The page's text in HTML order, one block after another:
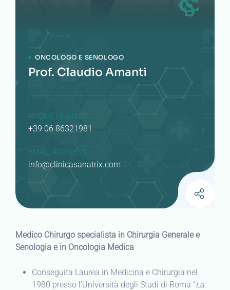
ONCOLOGO E SENOLOGO
Prof. Claudio Amanti
PHONE NUMBER :
+39 06 86321981
EMAIL ADDRESS :
info@clinicasanatrix.com
Medico Chirurgo specialista in Chirurgia Generale e
Senologia e in Oncologia Medica
Conseguita Laurea in Medicina e Chirurgia nel
1980 presso l’Università degli Studi di Roma “La